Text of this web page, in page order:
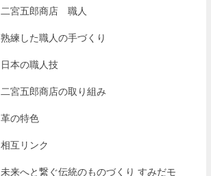
二宮五郎商店 職人
熟練した職人の手づくり
日本の職人技
二宮五郎商店の取り組み
革の特色
相互リンク
未来へと繋ぐ伝統のものづくり すみだモ